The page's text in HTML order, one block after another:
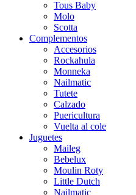
Tous Baby
Molo
Scotta
Complementos
Accesorios
Rockahula
Monneka
Nailmatic
Tutete
Calzado
Puericultura
Vuelta al cole
Juguetes
Maileg
Bebelux
Moulin Roty
Little Dutch
Nailmatic